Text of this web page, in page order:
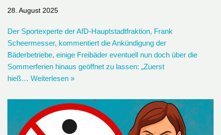
28. August 2025
Der Sportexperte der AfD-Hauptstadtfraktion, Frank
Scheermesser, kommentiert die Ankündigung der
Bäderbetriebe, einige Freibäder eventuell nun doch über die
Sommerferien hinaus geöffnet zu lassen: „Zuerst
hieß… Weiterlesen »